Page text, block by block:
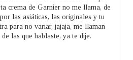
crema de Garnier no me llama, de
las asiáticas, las originales y tu
para no variar, jajaja, me llaman
las que hablaste, ya te dije.